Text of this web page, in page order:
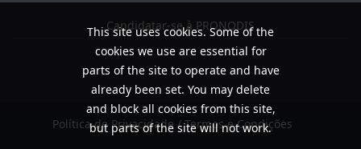
Candidatar-se à PRONODIS
Política de Privacidade / Termos e Condições
This site uses cookies. Some of the
cookies we use are essential for
parts of the site to operate and have
already been set. You may delete
and block all cookies from this site,
but parts of the site will not work.